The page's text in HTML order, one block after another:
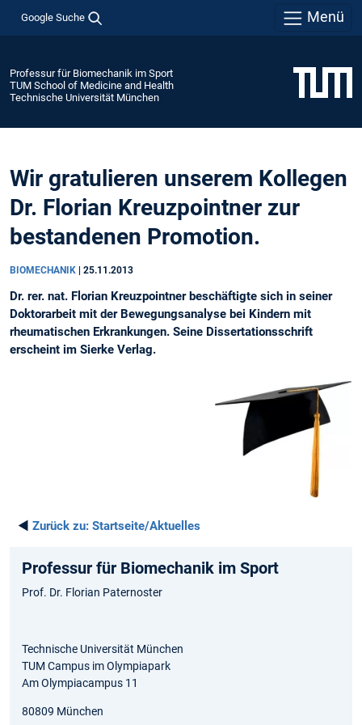
Google Suche Menü
Professur für Biomechanik im Sport
TUM School of Medicine and Health
Technische Universität München
Wir gratulieren unserem Kollegen
Dr. Florian Kreuzpointner zur
bestandenen Promotion.
BIOMECHANIK 25.11.2013
Dr. rer. nat. Florian Kreuzpointner beschäftigte sich in seiner
Doktorarbeit mit der Bewegungsanalyse bei Kindern mit
rheumatischen Erkrankungen. Seine Dissertationsschrift
erscheint im Sierke Verlag.
◄ Zurück zu: Startseite/Aktuelles
Professur für Biomechanik im Sport
Prof. Dr. Florian Paternoster
Technische Universität München
TUM Campus im Olympiapark
Am Olympiacampus 11
80809 München